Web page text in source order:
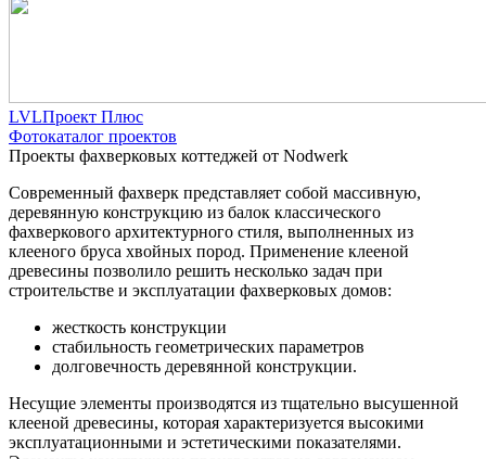
LVLПроект Плюс
Фотокаталог проектов
Проекты фахверковых коттеджей от Nodwerk
Современный фахверк представляет собой массивную,
деревянную конструкцию из балок классического
фахверкового архитектурного стиля, выполненных из
клееного бруса хвойных пород. Применение клееной
древесины позволило решить несколько задач при
строительстве и эксплуатации фахверковых домов:
жесткость конструкции
стабильность геометрических параметров
долговечность деревянной конструкции.
Несущие элементы производятся из тщательно высушенной
клееной древесины, которая характеризуется высокими
эксплуатационными и эстетическими показателями.